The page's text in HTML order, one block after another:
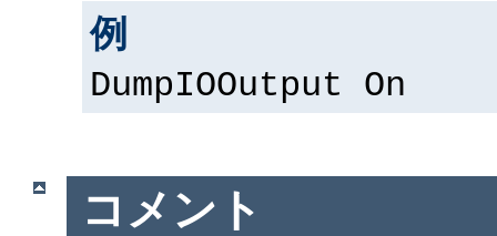
例
DumpIOOutput On
コメント